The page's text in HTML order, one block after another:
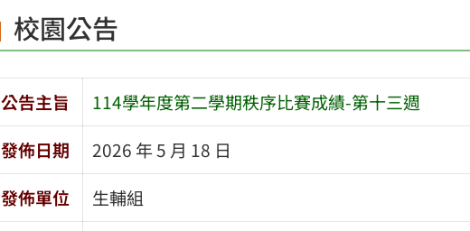
校園公告
公告主旨
114學年度第二學期秩序比賽成績-第十三週
發佈日期
2026 年 5 月 18 日
發佈單位
生輔組